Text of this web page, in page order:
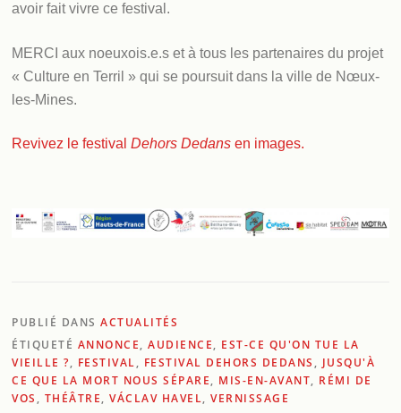
avoir fait vivre ce festival.
MERCI aux noeuxois.e.s et à tous les partenaires du projet
« Culture en Terril » qui se poursuit dans la ville de Nœux-
les-Mines.
Revivez le festivalDehors Dedans en images.
PUBLIÉ DANSACTUALITÉS
ÉTIQUETÉ ANNONCE,AUDIENCE, EST-CE QU'ON TUE LA
VIEILLE ?, FESTIVAL, FESTIVAL DEHORS DEDANS , JUSQU'À
CE QUE LA MORT NOUS SÉPARE, MIS-EN-AVANT, RÉMI DE
VOS , THÉÂTRE,VÁCLAV HAVEL,VERNISSAGE